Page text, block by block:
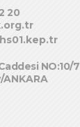
20
NO:10/7
ANKARA